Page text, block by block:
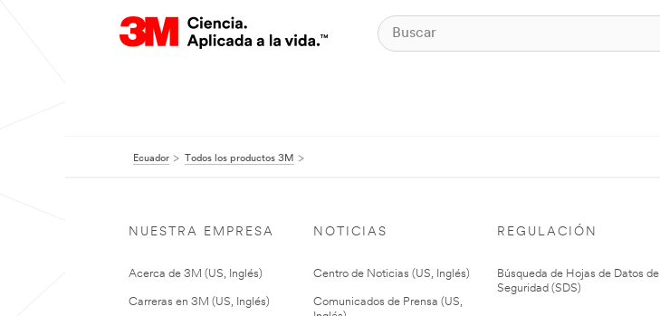
Ecuador Todos los productos 3M
NUESTRA EMPRESA
Acerca de 3M (US, Inglés)
Carreras en 3M (US, Inglés)
NOTICIAS
Centro de Noticias (US, Inglés)
Comunicados de Prensa (US,
REGULACIÓN
Búsqueda de Hojas de Datos de
Seguridad (SDS)